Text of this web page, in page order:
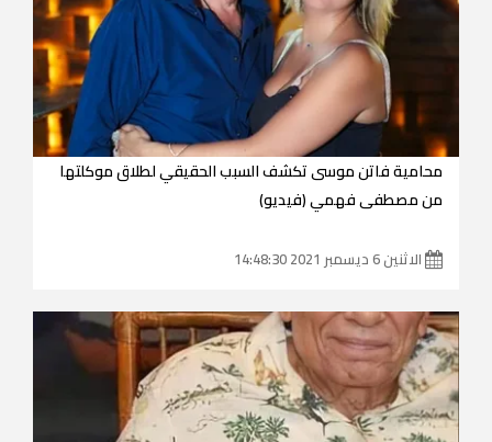
محامية فاتن موسى تكشف السبب الحقيقي لطلاق موكلتها
من مصطفى فهمي (فيديو)
الاثنين 6 ديسمبر 2021 14:48:30